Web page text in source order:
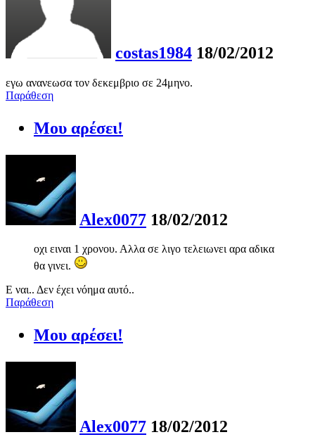
costas1984 18/02/2012
εγω ανανεωσα τον δεκεμβριο σε 24μηνο.
Παράθεση
Μου αρέσει!
Alex0077 18/02/2012
οχι ειναι 1 χρονου. Αλλα σε λιγο τελειωνει αρα αδικα
θα γινει.
Ε ναι.. Δεν έχει νόημα αυτό..
Παράθεση
Μου αρέσει!
Alex0077 18/02/2012